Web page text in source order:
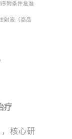
附条件批准
射液（商品
疗
核心研